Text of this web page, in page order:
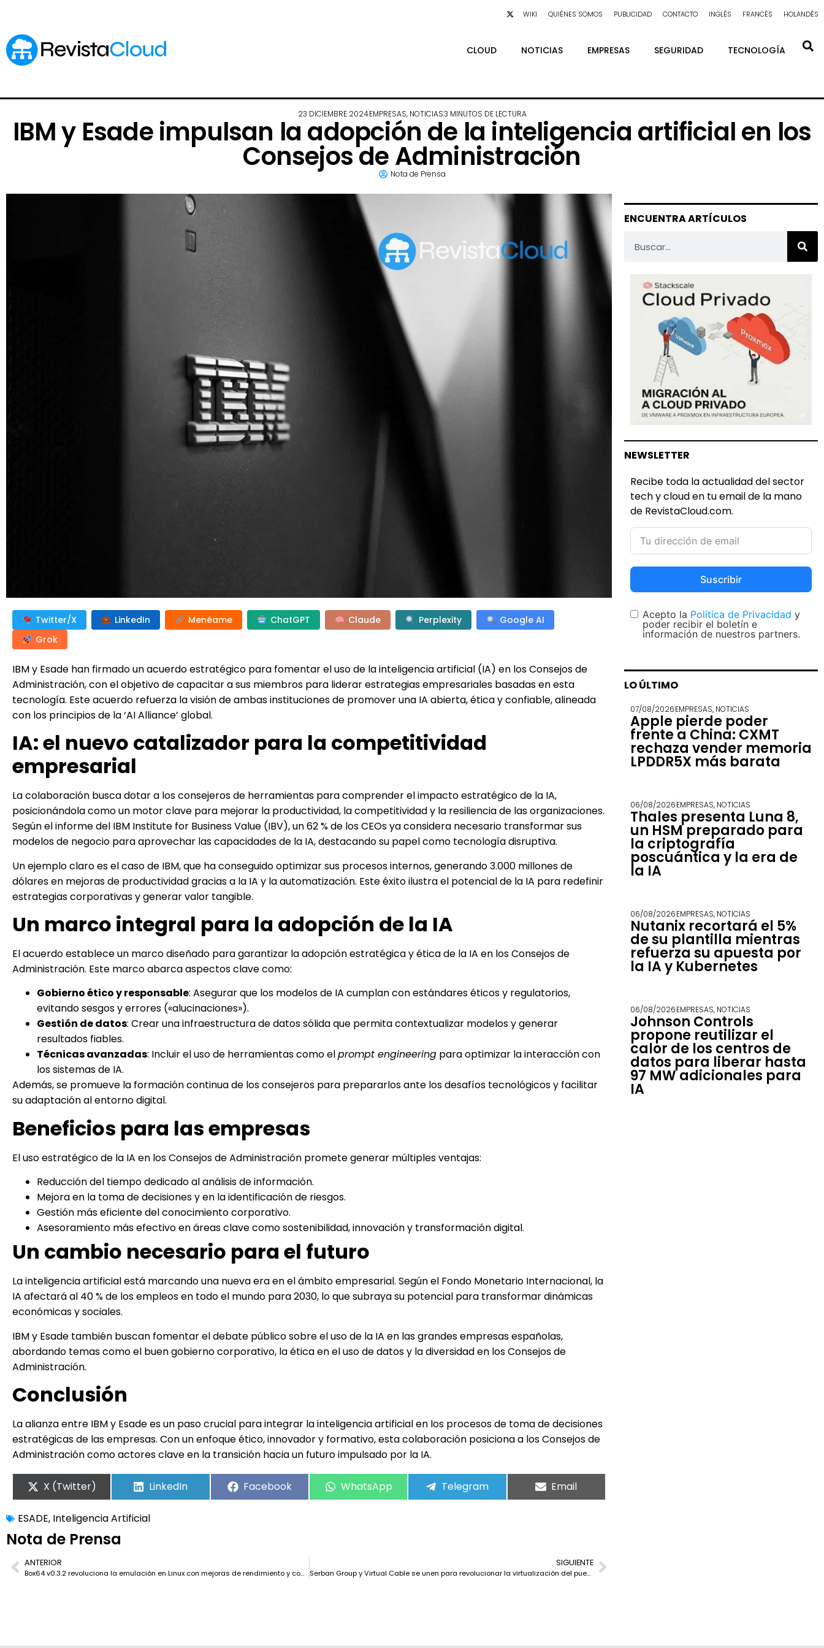
WIKI QUIÉNES SOMOS PUBLICIDAD CONTACTO INGLÉS FRANCÉS HOLANDÉS
CLOUD NOTICIAS EMPRESAS SEGURIDAD TECNOLOGÍA
23 DICIEMBRE 2024EMPRESAS, NOTICIAS3 MINUTOS DE LECTURA
IBM y Esade impulsan la adopción de la inteligencia artificial en los
Consejos de Administración
Nota de Prensa
Twitter/X LinkedIn Menéame ChatGPT Claude Perplexity
Google AI
Grok
IBM y Esade han firmado un acuerdo estratégico para fomentar el uso de la inteligencia artificial (IA) en los Consejos de
Administración, con el objetivo de capacitar a sus miembros para liderar estrategias empresariales basadas en esta
tecnología. Este acuerdo refuerza la visión de ambas instituciones de promover una IA abierta, ética y confiable, alineada
con los principios de la ‘AI Alliance’ global.
IA: el nuevo catalizador para la competitividad
empresarial
La colaboración busca dotar a los consejeros de herramientas para comprender el impacto estratégico de la IA,
posicionándola como un motor clave para mejorar la productividad, la competitividad y la resiliencia de las organizaciones.
Según el informe del IBM Institute for Business Value (IBV), un 62 % de los CEOs ya considera necesario transformar sus
modelos de negocio para aprovechar las capacidades de la IA, destacando su papel como tecnología disruptiva.
Un ejemplo claro es el caso de IBM, que ha conseguido optimizar sus procesos internos, generando 3.000 millones de
dólares en mejoras de productividad gracias a la IA y la automatización. Este éxito ilustra el potencial de la IA para redefinir
estrategias corporativas y generar valor tangible.
Un marco integral para la adopción de la IA
El acuerdo establece un marco diseñado para garantizar la adopción estratégica y ética de la IA en los Consejos de
Administración. Este marco abarca aspectos clave como:
Gobierno ético y responsable: Asegurar que los modelos de IA cumplan con estándares éticos y regulatorios,
evitando sesgos y errores («alucinaciones»).
Gestión de datos: Crear una infraestructura de datos sólida que permita contextualizar modelos y generar
resultados fiables.
Técnicas avanzadas: Incluir el uso de herramientas como elprompt engineering para optimizar la interacción con
los sistemas de IA.
Además, se promueve la formación continua de los consejeros para prepararlos ante los desafíos tecnológicos y facilitar
su adaptación al entorno digital.
Beneficios para las empresas
El uso estratégico de la IA en los Consejos de Administración promete generar múltiples ventajas:
Reducción del tiempo dedicado al análisis de información.
Mejora en la toma de decisiones y en la identificación de riesgos.
Gestión más eficiente del conocimiento corporativo.
Asesoramiento más efectivo en áreas clave como sostenibilidad, innovación y transformación digital.
Un cambio necesario para el futuro
La inteligencia artificial está marcando una nueva era en el ámbito empresarial. Según el Fondo Monetario Internacional, la
IA afectará al 40 % de los empleos en todo el mundo para 2030, lo que subraya su potencial para transformar dinámicas
económicas y sociales.
IBM y Esade también buscan fomentar el debate público sobre el uso de la IA en las grandes empresas españolas,
abordando temas como el buen gobierno corporativo, la ética en el uso de datos y la diversidad en los Consejos de
Administración.
Conclusión
La alianza entre IBM y Esade es un paso crucial para integrar la inteligencia artificial en los procesos de toma de decisiones
estratégicas de las empresas. Con un enfoque ético, innovador y formativo, esta colaboración posiciona a los Consejos de
Administración como actores clave en la transición hacia un futuro impulsado por la IA.
X (Twitter) LinkedIn Facebook WhatsApp Telegram Email
ESADE, Inteligencia Artificial
Nota de Prensa
ANTERIOR
Box64 v0.3.2 revoluciona la emulación en Linux con mejoras de rendimiento y compatibilidad
SIGUIENTE
Serban Group y Virtual Cable se unen para revolucionar la virtualización del puesto de trabajo
ENCUENTRA ARTÍCULOS
NEWSLETTER
Recibe toda la actualidad del sector
tech y cloud en tu email de la mano
de RevistaCloud.com.
Suscribir
Acepto la Política de Privacidad y
poder recibir el boletín e
información de nuestros partners.
LO ÚLTIMO
07/08/2026EMPRESAS, NOTICIAS
Apple pierde poder
frente a China: CXMT
rechaza vender memoria
LPDDR5X más barata
06/08/2026EMPRESAS, NOTICIAS
Thales presenta Luna 8,
un HSM preparado para
la criptografía
poscuántica y la era de
la IA
06/08/2026EMPRESAS, NOTICIAS
Nutanix recortará el 5%
de su plantilla mientras
refuerza su apuesta por
la IA y Kubernetes
06/08/2026EMPRESAS, NOTICIAS
Johnson Controls
propone reutilizar el
calor de los centros de
datos para liberar hasta
97 MW adicionales para
IA